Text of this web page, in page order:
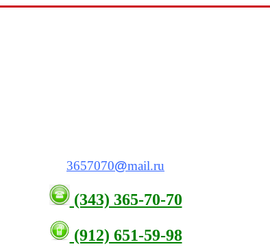
3657070@mail.ru
(343) 365-70-70
(912) 651-59-98